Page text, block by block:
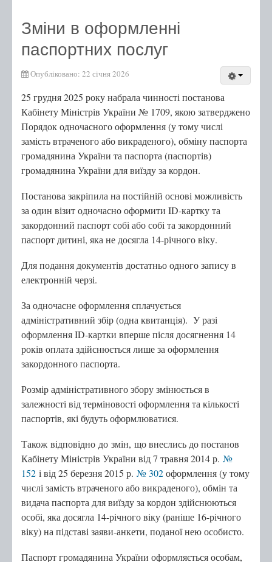
Мобільний адміністратор
Перелік категорій суб'єктів звернень
Перелік послуг
Контакти
Центр надання адміністративних послуг
Центр рекрутингу української армії
Зміни в оформленні
паспортних послуг
Опубліковано: 22 січня 2026
25 грудня 2025 року набрала чинності постанова
Кабінету Міністрів України № 1709, якою затверджено
Порядок одночасного оформлення (у тому числі
замість втраченого або викраденого), обміну паспорта
громадянина України та паспорта (паспортів)
громадянина України для виїзду за кордон.
Постанова закріпила на постійній основі можливість
за один візит одночасно оформити ID-картку та
закордонний паспорт собі або собі та закордонний
паспорт дитині, яка не досягла 14-річного віку.
Для подання документів достатньо одного запису в
електронній черзі.
За одночасне оформлення сплачується
адміністративний збір (одна квитанція). У разі
оформлення ID-картки вперше після досягнення 14
років оплата здійснюється лише за оформлення
закордонного паспорта.
Розмір адміністративного збору змінюється в
залежності від терміновості оформлення та кількості
паспортів, які будуть оформлюватися.
Також відповідно до змін, що внеслись до постанов
Кабінету Міністрів України від 7 травня 2014 р. №
152 і від 25 березня 2015 р. № 302оформлення (у тому
числі замість втраченого або викраденого), обмін та
видача паспорта для виїзду за кордон здійснюються
особі, яка досягла 14-річного віку (раніше 16-річного
віку) на підставі заяви-анкети, поданої нею особисто.
Паспорт громадянина України оформляється особам,